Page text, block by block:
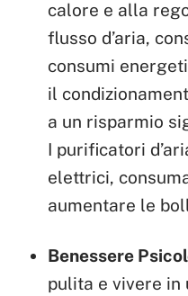
calore e alla
flusso d’aria,
consumi
il
a un risparmio
I purificatori
elettrici,
aumentare le
Benessere
pulita e vivere in